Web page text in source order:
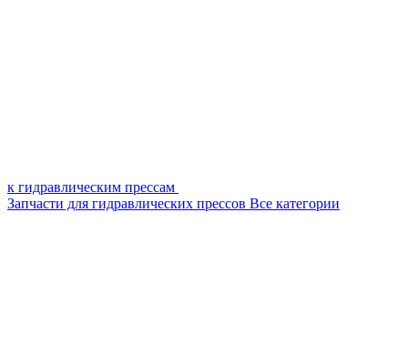
к гидравлическим прессам
Запчасти для гидравлических прессов Все категории